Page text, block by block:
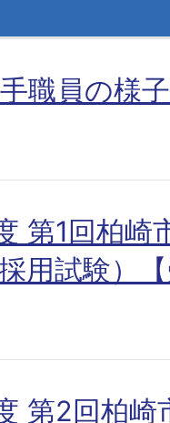
職員の様
第1回柏崎
用試験）
第2回柏崎